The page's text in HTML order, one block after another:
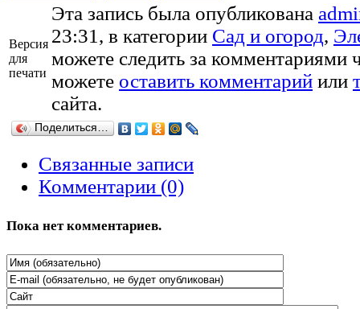
Версия
для
печати
Эта запись была опубликована
23:31, в категории Сад и огород,
можете следить за комментариями
можете оставить комментарий или
сайта.
Поделиться…
Связанные записи
Комментарии (0)
Пока нет комментариев.